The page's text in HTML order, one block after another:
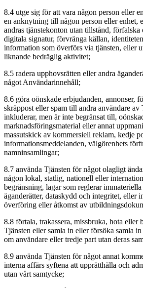
8.4 utge sig för att vara någon person eller
en anknytning till någon person eller enhet,
andras tjänstekonton utan tillstånd, förfalska
digitala signatur, förvränga källan,
information som överförs via tjänsten, eller
liknande bedräglig aktivitet;
8.5 radera upphovsrätten eller andra
något Användarinnehåll;
8.6 göra oönskade erbjudanden, annonser,
skräppost eller spam till andra användare av
inkluderar, men är inte begränsat till,
marknadsföringsmaterial eller annat
massutskick av kommersiell reklam, kedje
informationsmeddelanden, välgörenhets
namninsamlingar;
8.7 använda Tjänsten för något olagligt
någon lokal, statlig, nationell eller
begränsning, lagar som reglerar
äganderätter, dataskydd och integritet, eller
överföring eller åtkomst av
8.8 förtala, trakassera, missbruka, hota eller
Tjänsten eller samla in eller försöka samla
om användare eller tredje part utan deras
8.9 använda Tjänsten för något annat
interna affärs syftena att upprätthålla och
utan vårt samtycke;